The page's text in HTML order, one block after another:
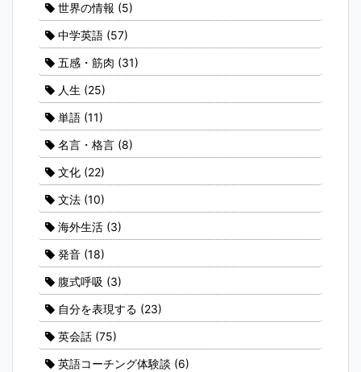
世界の情報 (5)
中学英語 (57)
五感・筋肉 (31)
人生 (25)
単語 (11)
名言・格言 (8)
文化 (22)
文法 (10)
海外生活 (3)
発音 (18)
腹式呼吸 (3)
自分を表現する (23)
英会話 (75)
英語コーチング体験談 (6)